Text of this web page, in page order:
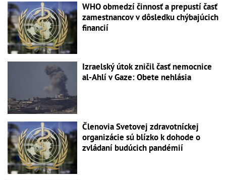
WHO obmedzí činnosť a prepustí časť
zamestnancov v dôsledku chýbajúcich
financií
Izraelský útok zničil časť nemocnice
al-Ahlí v Gaze: Obete nehlásia
Členovia Svetovej zdravotníckej
organizácie sú blízko k dohode o
zvládaní budúcich pandémií